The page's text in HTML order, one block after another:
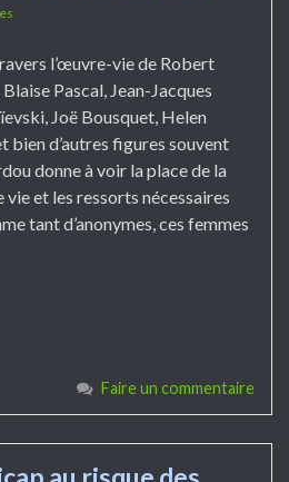
l’œuvre-vie de Robert
Pascal, Jean-Jacques
Joë Bousquet, Helen
bien d’autres figures souvent
donne à voir la place de la
et les ressorts nécessaires
tant d’anonymes, ces femmes
Faire un commentaire